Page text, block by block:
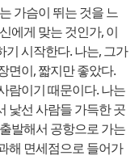
가슴이 뛰는 것을 느
에게 맞는 것인가, 이
시작한다. 나는, 그가
면이, 짧지만 좋았다.
람이기 때문이다. 나는
낯선 사람들 가득한 곳
발해서 공항으로 가는
해 면세점으로 들어가